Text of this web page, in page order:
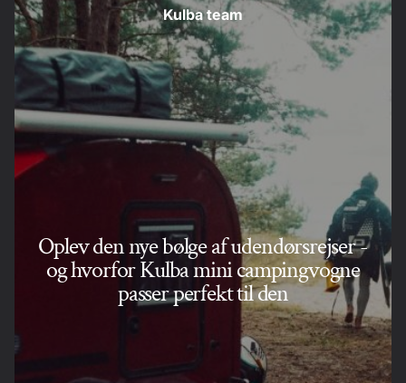
Kulba team
Oplev den nye bølge af udendørsrejser -
og hvorfor Kulba mini campingvogne
passer perfekt til den